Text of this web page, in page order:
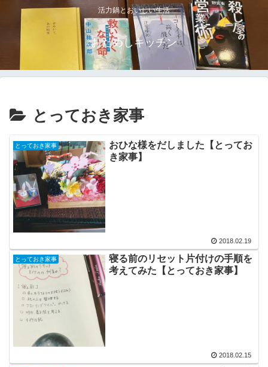
活力鍋とおいしい生活
おためしキッチン
とっておき家事
とっておき家事
おひな様をだしました【とってお
き家事】
2018.02.19
とっておき家事
寝る前のリセット片付けの手順を
考えてみた【とっておき家事】
2018.02.15